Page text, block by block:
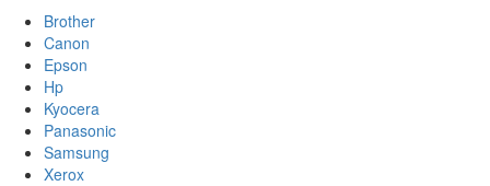
Brother
Canon
Epson
Hp
Kyocera
Panasonic
Samsung
Xerox